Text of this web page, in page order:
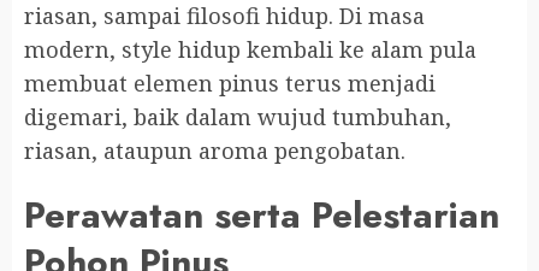
riasan, sampai filosofi hidup. Di masa
modern, style hidup kembali ke alam pula
membuat elemen pinus terus menjadi
digemari, baik dalam wujud tumbuhan,
riasan, ataupun aroma pengobatan.
Perawatan serta Pelestarian